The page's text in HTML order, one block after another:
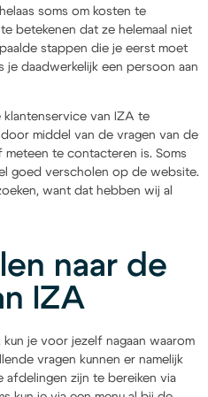
soms om kosten te
betekenen dat ze helemaal niet
stappen die je eerst moet
daadwerkelijk een persoon aan
van IZA te
middel van de vragen van de
te contacteren is. Soms
goed verscholen op de website.
want dat hebben wij al
naar de
IZA
je voor jezelf nagaan waarom
vragen kunnen er namelijk
afdelingen zijn te bereiken via